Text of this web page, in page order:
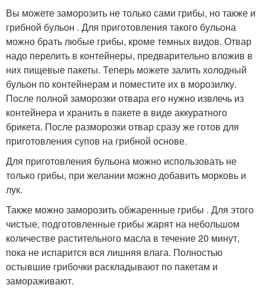
Вы можете заморозить не только сами грибы, но также и
грибной бульон . Для приготовления такого бульона
можно брать любые грибы, кроме темных видов. Отвар
надо перелить в контейнеры, предварительно вложив в
них пищевые пакеты. Теперь можете залить холодный
бульон по контейнерам и поместите их в морозилку.
После полной заморозки отвара его нужно извлечь из
контейнера и хранить в пакете в виде аккуратного
брикета. После разморозки отвар сразу же готов для
приготовления супов на грибной основе.
Для приготовления бульона можно использовать не
только грибы, при желании можно добавить морковь и
лук.
Также можно заморозить обжаренные грибы . Для этого
чистые, подготовленные грибы жарят на небольшом
количестве растительного масла в течение 20 минут,
пока не испарится вся лишняя влага. Полностью
остывшие грибочки раскладывают по пакетам и
замораживают.